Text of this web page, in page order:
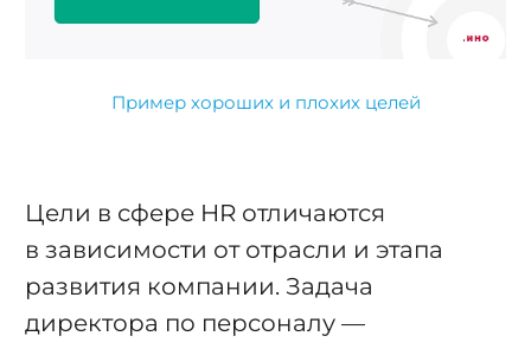
Пример хороших и плохих целей
Цели в сфере HR отличаются
в зависимости от отрасли и этапа
развития компании. Задача
директора по персоналу —